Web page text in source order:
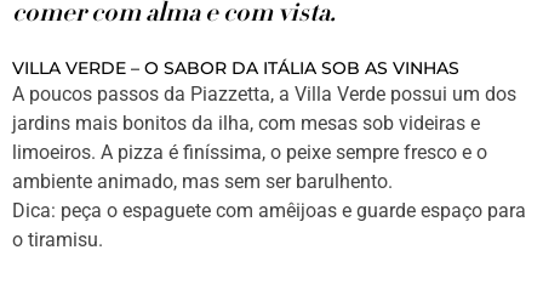
comer com alma e com vista.
VILLA VERDE – O SABOR DA ITÁLIA SOB AS VINHAS
A poucos passos da Piazzetta, a Villa Verde possui um dos
jardins mais bonitos da ilha, com mesas sob videiras e
limoeiros. A pizza é finíssima, o peixe sempre fresco e o
ambiente animado, mas sem ser barulhento.
Dica: peça o espaguete com amêijoas e guarde espaço para
o tiramisu.